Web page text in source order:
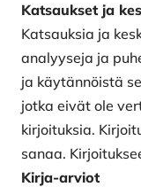
Katsaukset ja
Katsauksia ja
analyyseja ja
ja käytännöistä
jotka eivät ole
kirjoituksia.
sanaa.
Kirja-arviot